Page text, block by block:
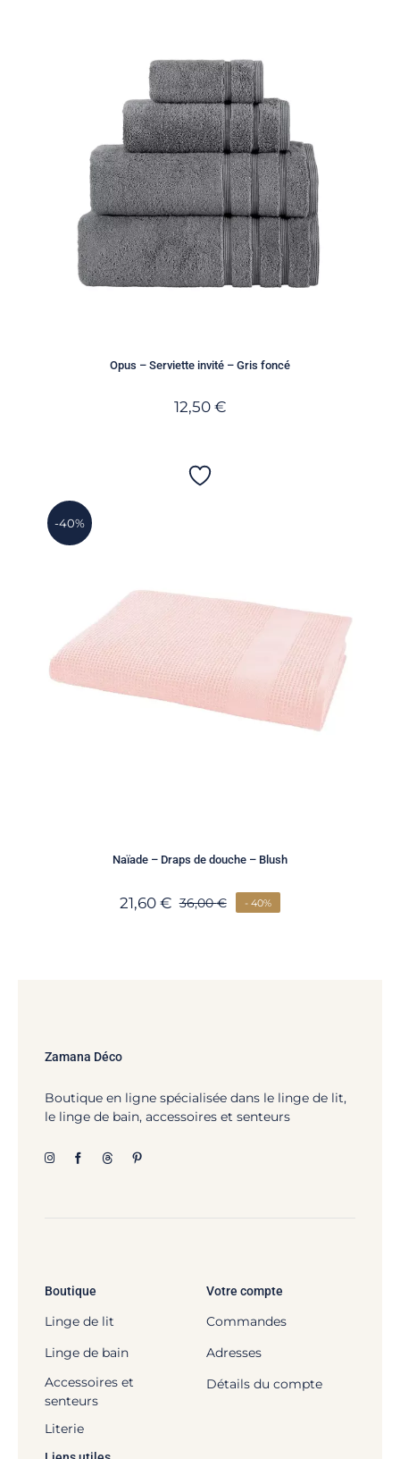
Opus – Serviette invité – Gris foncé
12,50 €
-40%
Naïade – Draps de douche – Blush
36,00€
21,60 € - 40%
Zamana Déco
Boutique en ligne spécialisée dans le linge de lit,
le linge de bain, accessoires et senteurs
Boutique
Linge de lit
Linge de bain
Accessoires et
senteurs
Literie
Votre compte
Commandes
Adresses
Détails du compte